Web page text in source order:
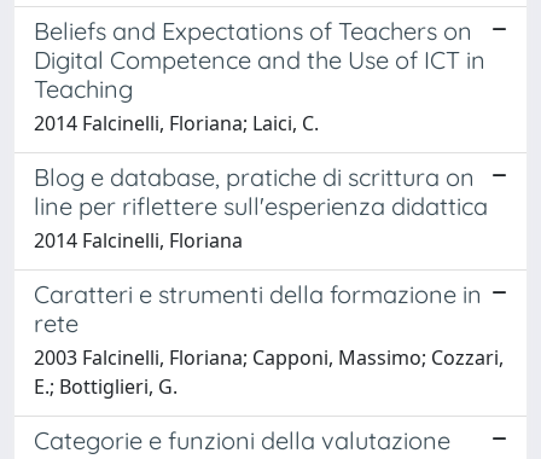
Beliefs and Expectations of Teachers on
Digital Competence and the Use of ICT in
Teaching
2014 Falcinelli, Floriana; Laici, C.
Blog e database, pratiche di scrittura on
line per riflettere sull'esperienza didattica
2014 Falcinelli, Floriana
Caratteri e strumenti della formazione in
rete
2003 Falcinelli, Floriana; Capponi, Massimo; Cozzari,
E.; Bottiglieri, G.
Categorie e funzioni della valutazione